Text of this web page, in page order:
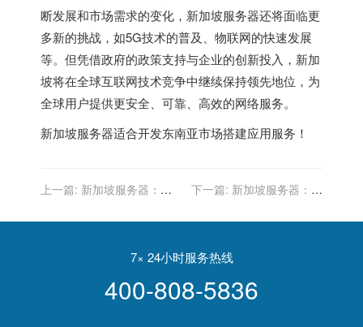
断发展和市场需求的变化，新加坡服务器还将面临更
多新的挑战，如5G技术的普及、物联网的快速发展
等。但凭借政府的政策支持与企业的创新投入，新加
坡将在全球互联网技术竞争中继续保持领先地位，为
全球用户提供更安全、可靠、高效的网络服务。
新加坡服务器适合开发东南亚市场搭建应用服务！
上一篇: 新加坡服务器：外
成本控制
下一篇: 新加坡服务器：如
优化？
7× 24小时服务热线
400-808-5836